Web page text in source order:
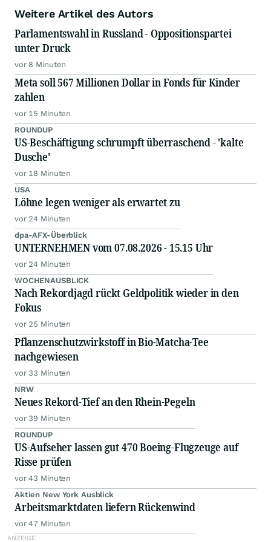
Weitere Artikel des Autors
Parlamentswahl in Russland - Oppositionspartei
unter Druck
vor 8 Minuten
Meta soll 567 Millionen Dollar in Fonds für Kinder
zahlen
vor 15 Minuten
ROUNDUP
US-Beschäftigung schrumpft überraschend - 'kalte
Dusche'
vor 18 Minuten
USA
Löhne legen weniger als erwartet zu
vor 24 Minuten
dpa-AFX-Überblick
UNTERNEHMEN vom 07.08.2026 - 15.15 Uhr
vor 24 Minuten
WOCHENAUSBLICK
Nach Rekordjagd rückt Geldpolitik wieder in den
Fokus
vor 25 Minuten
Pflanzenschutzwirkstoff in Bio-Matcha-Tee
nachgewiesen
vor 33 Minuten
NRW
Neues Rekord-Tief an den Rhein-Pegeln
vor 39 Minuten
ROUNDUP
US-Aufseher lassen gut 470 Boeing-Flugzeuge auf
Risse prüfen
vor 43 Minuten
Aktien New York Ausblick
Arbeitsmarktdaten liefern Rückenwind
vor 47 Minuten